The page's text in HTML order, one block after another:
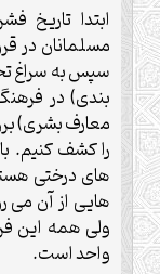
ابتدا تاريخ
مسلمانان در
سپس به سراغ
بندى) در
معارف بشرى)
را كشف كنيم.
هاى درختى
هايى از آن مى
ولى همه اين
واحد است.